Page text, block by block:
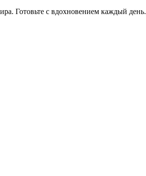
Готовьте с вдохновением каждый день.